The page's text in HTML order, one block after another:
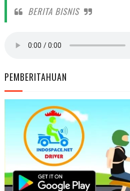
BERITA BISNIS
PEMBERITAHUAN